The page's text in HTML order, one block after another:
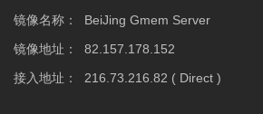
镜像名称： BeiJing Gmem Server
镜像地址： 82.157.178.152
接入地址： 216.73.216.82 ( Direct )